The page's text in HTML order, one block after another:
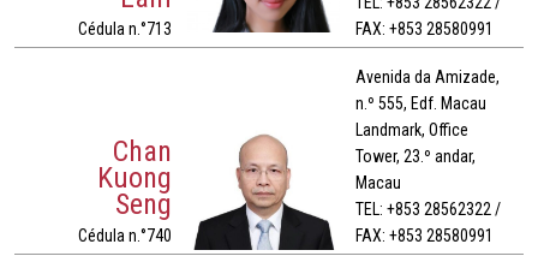
Cédula n.°713
FAX: +853 28580991
Chan
Kuong
Seng
Cédula n.°740
Avenida da Amizade,
n.º 555, Edf. Macau
Landmark, Office
Tower, 23.º andar,
Macau
TEL: +853 28562322 /
FAX: +853 28580991